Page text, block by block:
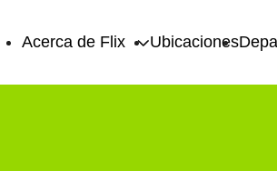
Acerca de Flix Ubicaciones